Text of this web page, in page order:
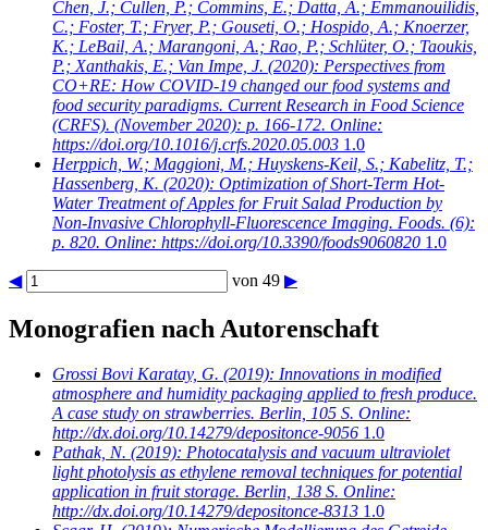
Chen, J.; Cullen, P.; Commins, E.; Datta, A.; Emmanouilidis,
C.; Foster, T.; Fryer, P.; Gouseti, O.; Hospido, A.; Knoerzer,
K.; LeBail, A.; Marangoni, A.; Rao, P.; Schlüter, O.; Taoukis,
P.; Xanthakis, E.; Van Impe, J. (2020): Perspectives from
CO+RE: How COVID-19 changed our food systems and
food security paradigms. Current Research in Food Science
(CRFS). (November 2020): p. 166-172. Online:
https://doi.org/10.1016/j.crfs.2020.05.003 1.0
Herppich, W.; Maggioni, M.; Huyskens-Keil, S.; Kabelitz, T.;
Hassenberg, K. (2020): Optimization of Short-Term Hot-
Water Treatment of Apples for Fruit Salad Production by
Non-Invasive Chlorophyll-Fluorescence Imaging. Foods. (6):
p. 820. Online: https://doi.org/10.3390/foods9060820 1.0
◀ von 49 ▶
Monografien nach Autorenschaft
Grossi Bovi Karatay, G. (2019): Innovations in modified
atmosphere and humidity packaging applied to fresh produce.
A case study on strawberries. Berlin, 105 S. Online:
http://dx.doi.org/10.14279/depositonce-9056 1.0
Pathak, N. (2019): Photocatalysis and vacuum ultraviolet
light photolysis as ethylene removal techniques for potential
application in fruit storage. Berlin, 138 S. Online:
http://dx.doi.org/10.14279/depositonce-8313 1.0